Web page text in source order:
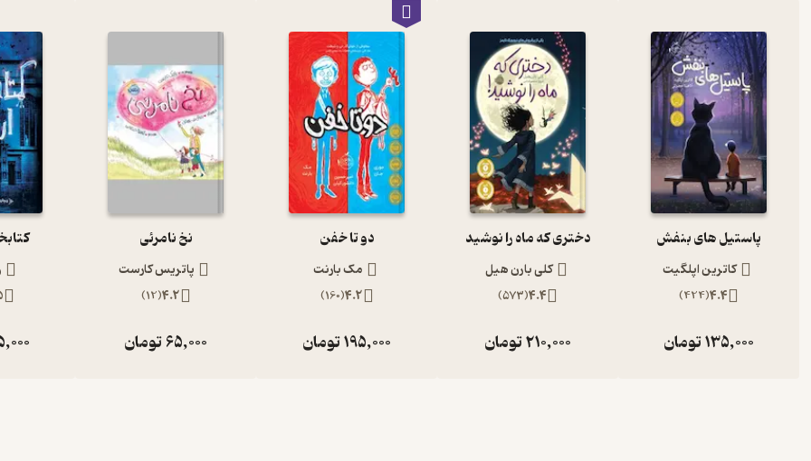
پاستیل های بنفش
کاترین اپلگیت
4.4
(
424
)
135,000تومان
دختری که ماه را نوشید
کلی بارن هیل
4.4
(
573
)
210,000تومان
دو تا خفن
مک بارنت
4.2
(
160
)
195,000تومان
نخ نامرئی
پاتریس کارست
4.2
(
12
)
65,000تومان